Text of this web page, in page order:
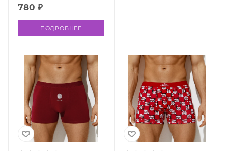
780 ₽
ПОДРОБНЕЕ